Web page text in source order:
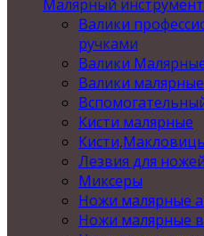
Малярный инструмент
Валики
ручками
Валики
Валики
Кисти малярные
Лезвия для ножей
Миксеры
Ножи малярные
Ножи малярные